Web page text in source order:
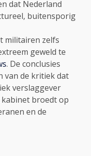
dat Nederland
buitensporig
militairen zelfs
geweld te
. De conclusies
van de kritiek dat
verslaggever
kabinet broedt op
en de